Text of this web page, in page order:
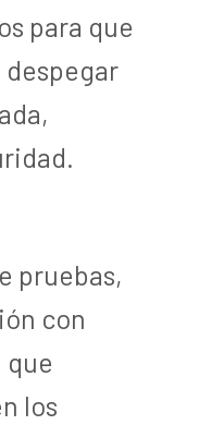
para que
pruebas,
con
que
los